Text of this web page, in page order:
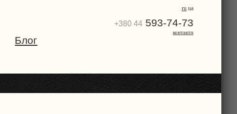
Блог
ru ua
+380 44 593-74-73
контакти